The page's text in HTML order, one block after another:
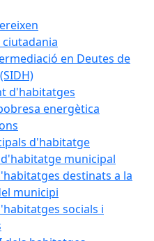
ciutadania
en Deutes de
d'habitatges
energètica
d'habitatge
municipal
destinats a la
municipi
socials i